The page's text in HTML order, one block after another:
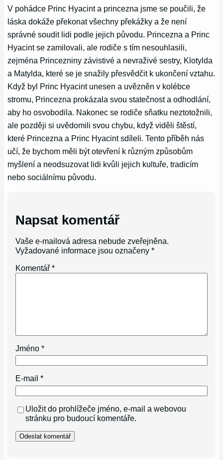
V pohádce Princ Hyacint a princezna jsme se poučili, že
láska dokáže překonat všechny překážky a že není
správné soudit lidi podle jejich původu. Princezna a Princ
Hyacint se zamilovali, ale rodiče s tím nesouhlasili,
zejména Princezniny závistivé a nevraživé sestry, Klotylda
a Matylda, které se je snažily přesvědčit k ukončení vztahu.
Když byl Princ Hyacint unesen a uvězněn v kolébce
stromu, Princezna prokázala svou statečnost a odhodlání,
aby ho osvobodila. Nakonec se rodiče sňatku neztotožnili,
ale později si uvědomili svou chybu, když viděli štěstí,
které Princezna a Princ Hyacint sdíleli. Tento příběh nás
učí, že bychom měli být otevření k různým způsobům
myšlení a neodsuzovat lidi kvůli jejich kultuře, tradicím
nebo sociálnímu původu.
Napsat komentář
Vaše e-mailová adresa nebude zveřejněna.
Vyžadované informace jsou označeny*
Komentář*
Jméno*
E-mail*
Uložit do prohlížeče jméno, e-mail a webovou
stránku pro budoucí komentáře.